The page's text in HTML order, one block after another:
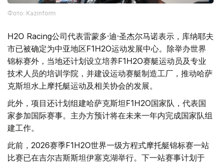
Фото: Kazinform
H2O Racing公司代表雷蒙多·迪·圣杰尔马诺表示，库纳耶夫
市已被确定为中亚地区F1H2O运动发展中心。除举办世界
锦标赛外，当地还计划设立培养F1H2O赛艇运动员及专业
技术人员的培训学院，并建设运动赛艇制造工厂，推动哈萨
克斯坦水上摩托艇运动及相关协会的发展。
此外，项目还计划组建哈萨克斯坦F1H2O国家队，代表国
家参加国际赛事。主办方预计将在未来一年内完成国家队组
建工作。
此前，2026赛季F1H2O世界一级方程式摩托艇锦标赛一站
比赛已在吉尔吉斯斯坦伊塞克湖举行。下一站赛事计划于